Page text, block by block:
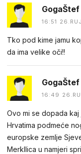
GogaŠtef
16:51
Tko pod kime jamu
da ima velike oči!!
GogaŠtef
16:49
Ovo mi se dopada kaj
Hrvatima podmeće
europske zemlje
Merkllica u namjeri